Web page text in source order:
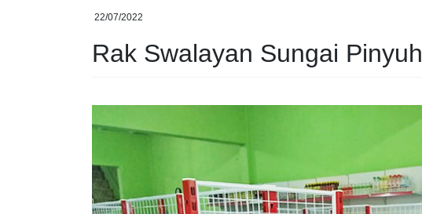
22/07/2022
Rak Swalayan Sungai Pinyuh